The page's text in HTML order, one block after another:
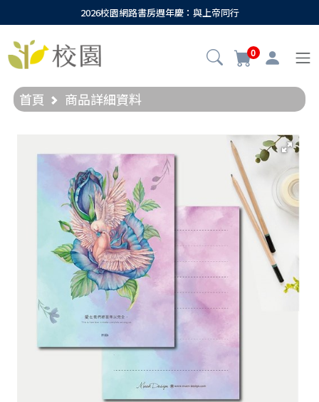
2026校園網路書房週年慶：與上帝同行
0
首頁 商品詳細資料